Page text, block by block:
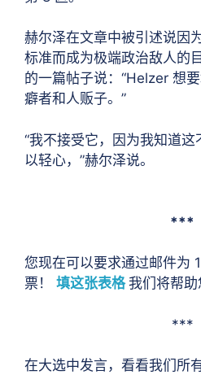
赫尔泽在文章中被引述说因
标准而成为极端政治敌人的
的一篇帖子说：“Helzer 想
癖者和人贩子。”
“我不接受它，因为我知道
以轻心，”赫尔泽说。
***
您现在可以要求通过邮件为
票！ 填这张表格 我们将帮助
***
在大选中发言，看看我们所